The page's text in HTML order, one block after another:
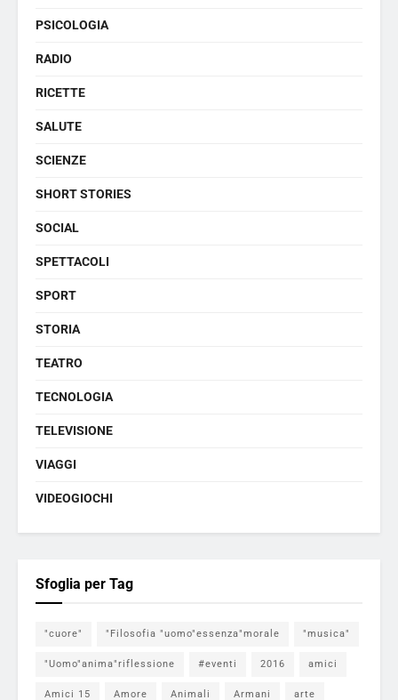
PSICOLOGIA
RADIO
RICETTE
SALUTE
SCIENZE
SHORT STORIES
SOCIAL
SPETTACOLI
SPORT
STORIA
TEATRO
TECNOLOGIA
TELEVISIONE
VIAGGI
VIDEOGIOCHI
Sfoglia per Tag
"cuore" "Filosofia "uomo"essenza"morale "musica"
"Uomo"anima"riflessione #eventi 2016 amici
Amici 15 Amore Animali Armani arte